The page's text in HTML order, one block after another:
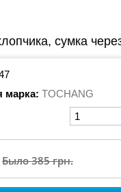
сумка
марка: TOCHANG
Было385 грн.